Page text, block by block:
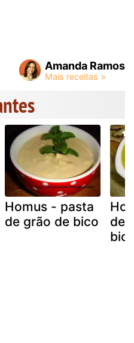
Amanda Ramos
Homus - pasta
de grão de bico
de